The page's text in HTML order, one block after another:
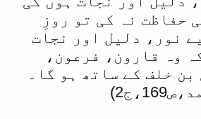
حفاظت نہ کی تو روزِ
نور، دلیل اور نجات
وہ قارون، فرعون،
بن خلف کے ساتھ ہو گا۔